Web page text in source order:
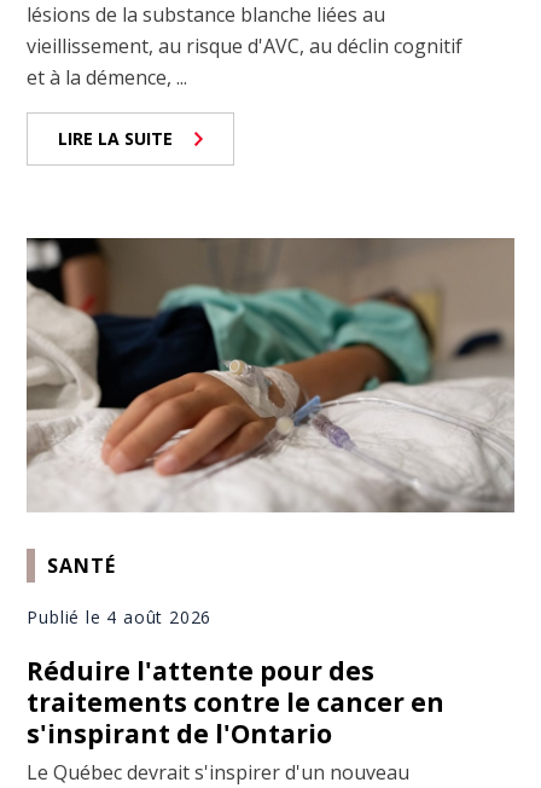
lésions de la substance blanche liées au
vieillissement, au risque d'AVC, au déclin cognitif
et à la démence, ...
LIRE LA SUITE
SANTÉ
Publié le 4 août 2026
Réduire l'attente pour des
traitements contre le cancer en
s'inspirant de l'Ontario
Le Québec devrait s'inspirer d'un nouveau